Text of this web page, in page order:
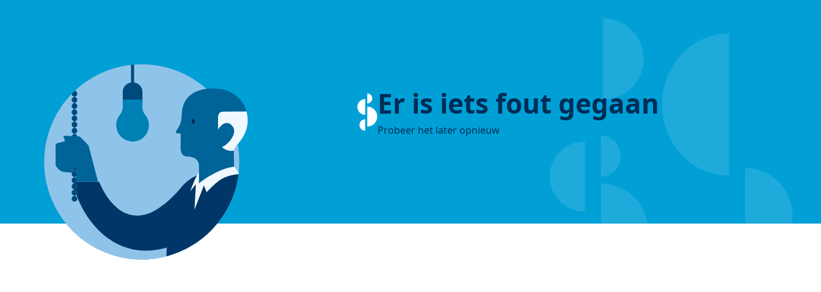
Er is iets fout gegaan
Probeer het later opnieuw